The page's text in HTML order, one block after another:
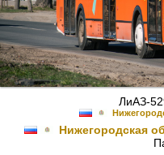
ЛиАЗ-
Нижегородская